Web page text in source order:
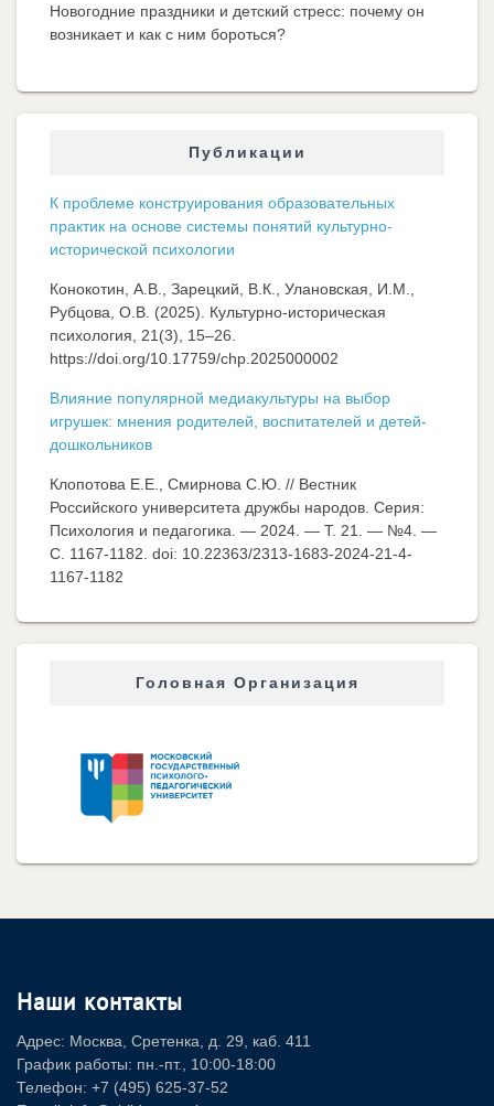
Новогодние праздники и детский стресс: почему он
возникает и как с ним бороться?
Публикации
К проблеме конструирования образовательных
практик на основе системы понятий культурно-
исторической психологии
Конокотин, А.В., Зарецкий, В.К., Улановская, И.М.,
Рубцова, О.В. (2025). Культурно-историческая
психология, 21(3), 15–26.
https://doi.org/10.17759/chp.2025000002
Влияние популярной медиакультуры на выбор
игрушек: мнения родителей, воспитателей и детей-
дошкольников
Клопотова Е.Е., Смирнова С.Ю. // Вестник
Российского университета дружбы народов. Серия:
Психология и педагогика. — 2024. — Т. 21. — №4. —
C. 1167-1182. doi: 10.22363/2313-1683-2024-21-4-
1167-1182
Головная Организация
Наши контакты
Адрес: Москва, Сретенка, д. 29, каб. 411
График работы: пн.-пт., 10:00-18:00
Телефон: +7 (495) 625-37-52